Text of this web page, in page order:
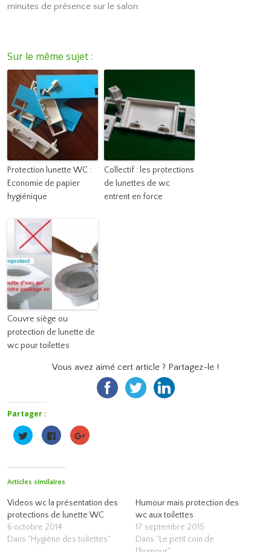
minutes de présence sur le salon.
Sur le même sujet :
Protection lunette WC :
Economie de papier
hygiénique
Collectif : les protections
de lunettes de wc
entrent en force
Couvre siège ou
protection de lunette de
wc pour toilettes
Vous avez aimé cert article ? Partagez-le !
Partager :
Cliquez
pour
partager
dans
nouvelle
Cliquez
pour
partager
dans
nouvelle
Cliquez
pour
fenêtre)
Articles similaires
Videos wc la présentation des
protections de lunette WC
6 octobre 2014
Dans "Hygiène des toilettes"
Humour mais protection des
wc aux toilettes
17 septembre 2015
Dans "Le petit coin de